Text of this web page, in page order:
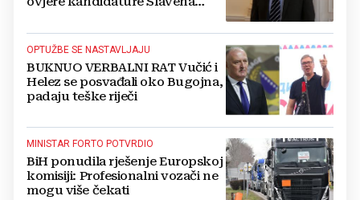
OPTUŽBE SE NASTAVLJAJU
BUKNUO VERBALNI RAT Vučić i
Helez se posvađali oko Bugojna,
padaju teške riječi
MINISTAR FORTO POTVRDIO
BiH ponudila rješenje Europskoj
komisiji: Profesionalni vozači ne
mogu više čekati